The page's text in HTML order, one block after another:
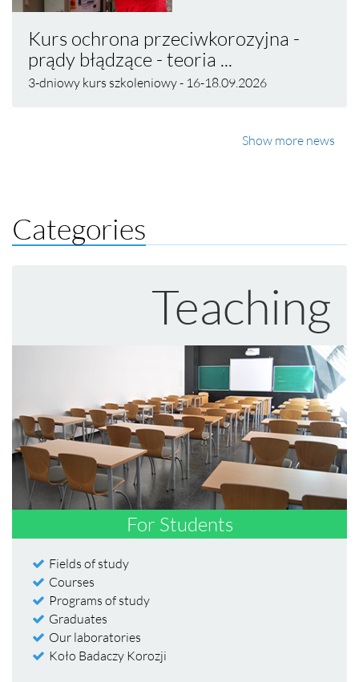
Kurs ochrona przeciwkorozyjna -
prądy błądzące - teoria ...
3-dniowy kurs szkoleniowy - 16-18.09.2026
Show more news
Categories
Teaching
For Students
Fields of study
Courses
Programs of study
Graduates
Our laboratories
Koło Badaczy Korozji